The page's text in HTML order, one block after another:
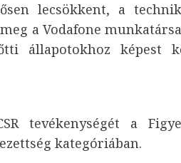
lecsökkent, a
a Vodafone
állapotokhoz képest
tevékenységét a
kategóriában.